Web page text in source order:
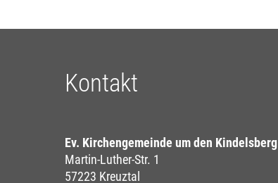
Kontakt
Ev. Kirchengemeinde um den Kindelsberg
Martin-Luther-Str. 1
57223 Kreuztal